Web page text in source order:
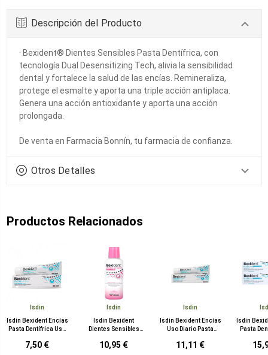
Descripción del Producto
· Bexident® Dientes Sensibles Pasta Dentífrica, con
tecnología Dual Desensitizing Tech, alivia la sensibilidad
dental y fortalece la salud de las encías. Remineraliza,
protege el esmalte y aporta una triple acción antiplaca.
Genera una acción antioxidante y aporta una acción
prolongada.
De venta en Farmacia Bonnín, tu farmacia de confianza.
Otros Detalles
Productos Relacionados
Isdin
Isdin Bexident Encías
Pasta Dentífrica Uso
7,50 €
Isdin
Isdin Bexident
Dientes Sensibles
10,95 €
Isdin
Isdin Bexident Encías
Uso Diario Pasta
11,11 €
Isdin
Pasta